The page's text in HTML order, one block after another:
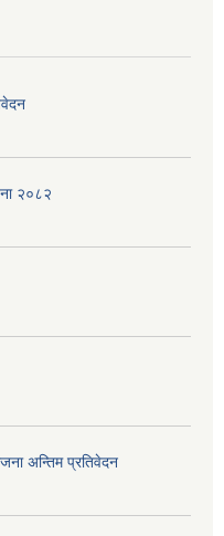
२०८२
अन्तिम प्रतिवेदन